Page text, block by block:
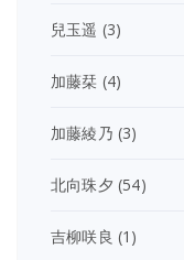
兒玉遥 (3)
加藤栞 (4)
加藤綾乃 (3)
北向珠夕 (54)
吉柳咲良 (1)